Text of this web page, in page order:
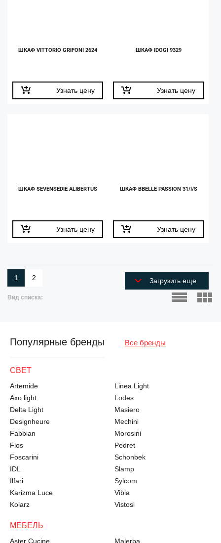
ШКАФ VITTORIO GRIFONI 2624
Узнать цену
ШКАФ IDOGI 9329
Узнать цену
ШКАФ SEVENSEDIE ALIBERTUS
Узнать цену
ШКАФ BBELLE PASSION 31/I/S
Узнать цену
1 2 Загрузить еще
Вид списка:
Популярные бренды Все бренды
СВЕТ
Artemide
Axo light
Delta Light
Designheure
Fabbian
Flos
Foscarini
IDL
Ilfari
Karizma Luce
Kolarz
Linea Light
Lodes
Masiero
Mechini
Morosini
Pedret
Schonbek
Slamp
Sylcom
Vibia
Vistosi
МЕБЕЛЬ
Aster Cucine Malerba